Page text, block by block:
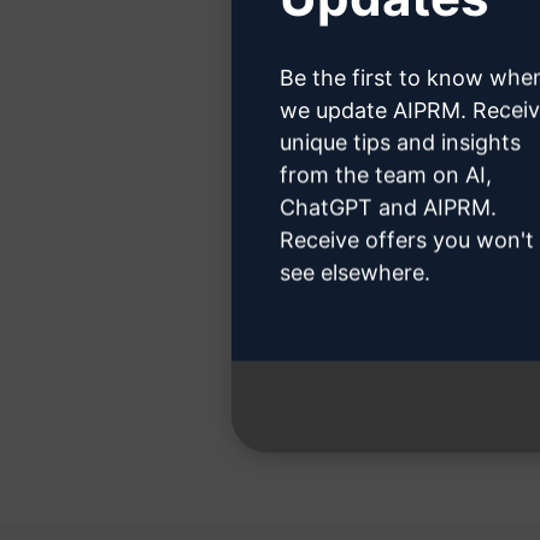
Clicca
Passo
Be the first to know
we update AIPRM.
unique tips and insights
from the team on AI,
ChatGPT and AIPRM.
Receive offers you won't
see elsewhere.